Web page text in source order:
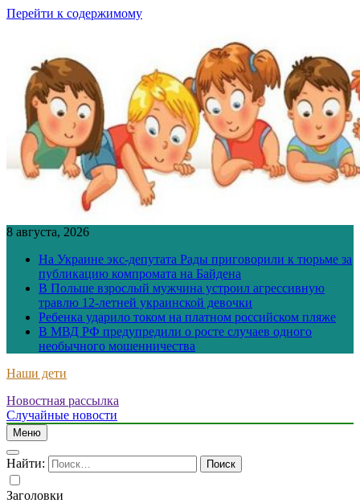
Перейти к содержимому
8 августа, 2026
На Украине экс-депутата Рады приговорили к тюрьме за
публикацию компромата на Байдена
В Польше взрослый мужчина устроил агрессивную
травлю 12-летней украинской девочки
Ребенка ударило током на платном российском пляже
В МВД РФ предупредили о росте случаев одного
необычного мошенничества
Наши дети
Новостная рассылка
Случайные новости
Меню
Найти:
Заголовки